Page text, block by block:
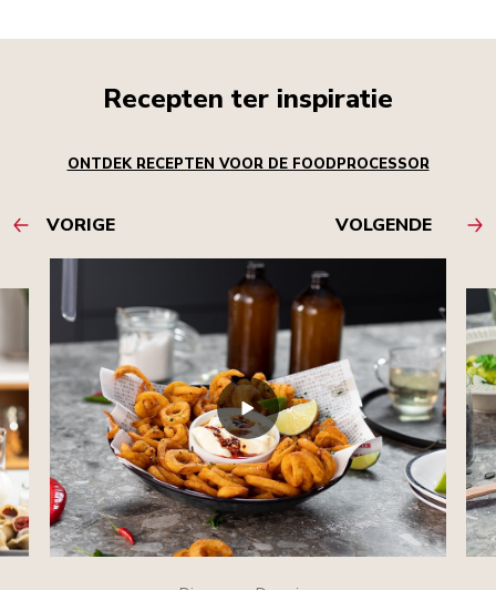
Recepten ter inspiratie
ONTDEK RECEPTEN VOOR DE FOODPROCESSOR
VORIGE VOLGENDE